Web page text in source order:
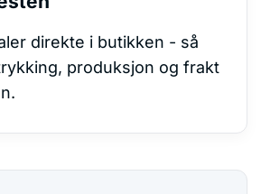
direkte i butikken - så
produksjon og frakt